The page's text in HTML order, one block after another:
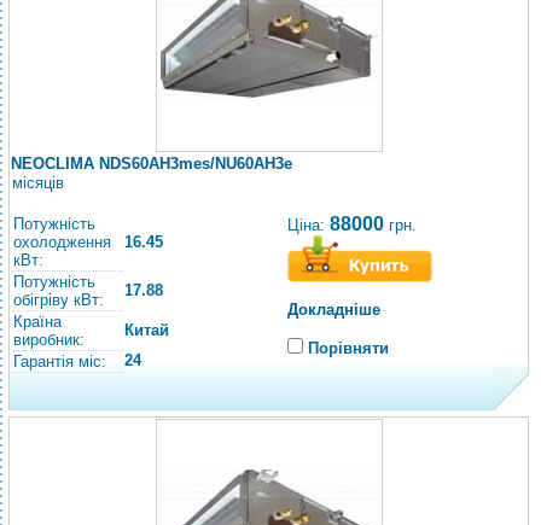
NEOCLIMA NDS60AH3mes/NU60AH3e
місяців
Потужність
охолодження
кВт:
16.45
Потужність
обігріву кВт:
17.88
Країна
виробник:
Китай
Гарантія міс:
24
Ціна: 88000 грн.
Докладніше
Порівняти